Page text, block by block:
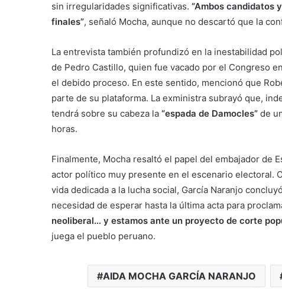
sin irregularidades significativas. “Ambos candidatos
finales”, señaló Mocha, aunque no descartó que la
La entrevista también profundizó en la inestabilidad
de Pedro Castillo, quien fue vacado por el Congreso
el debido proceso. En este sentido, mencionó que
parte de su plataforma. La exministra subrayó que,
tendrá sobre su cabeza la “espada de Damocles” de
horas.
Finalmente, Mocha resaltó el papel del embajador de
actor político muy presente en el escenario electoral.
vida dedicada a la lucha social, García Naranjo
necesidad de esperar hasta la última acta para
neoliberal… y estamos ante un proyecto de corte
juega el pueblo peruano.
AIDA MOCHA GARCÍA NARANJO